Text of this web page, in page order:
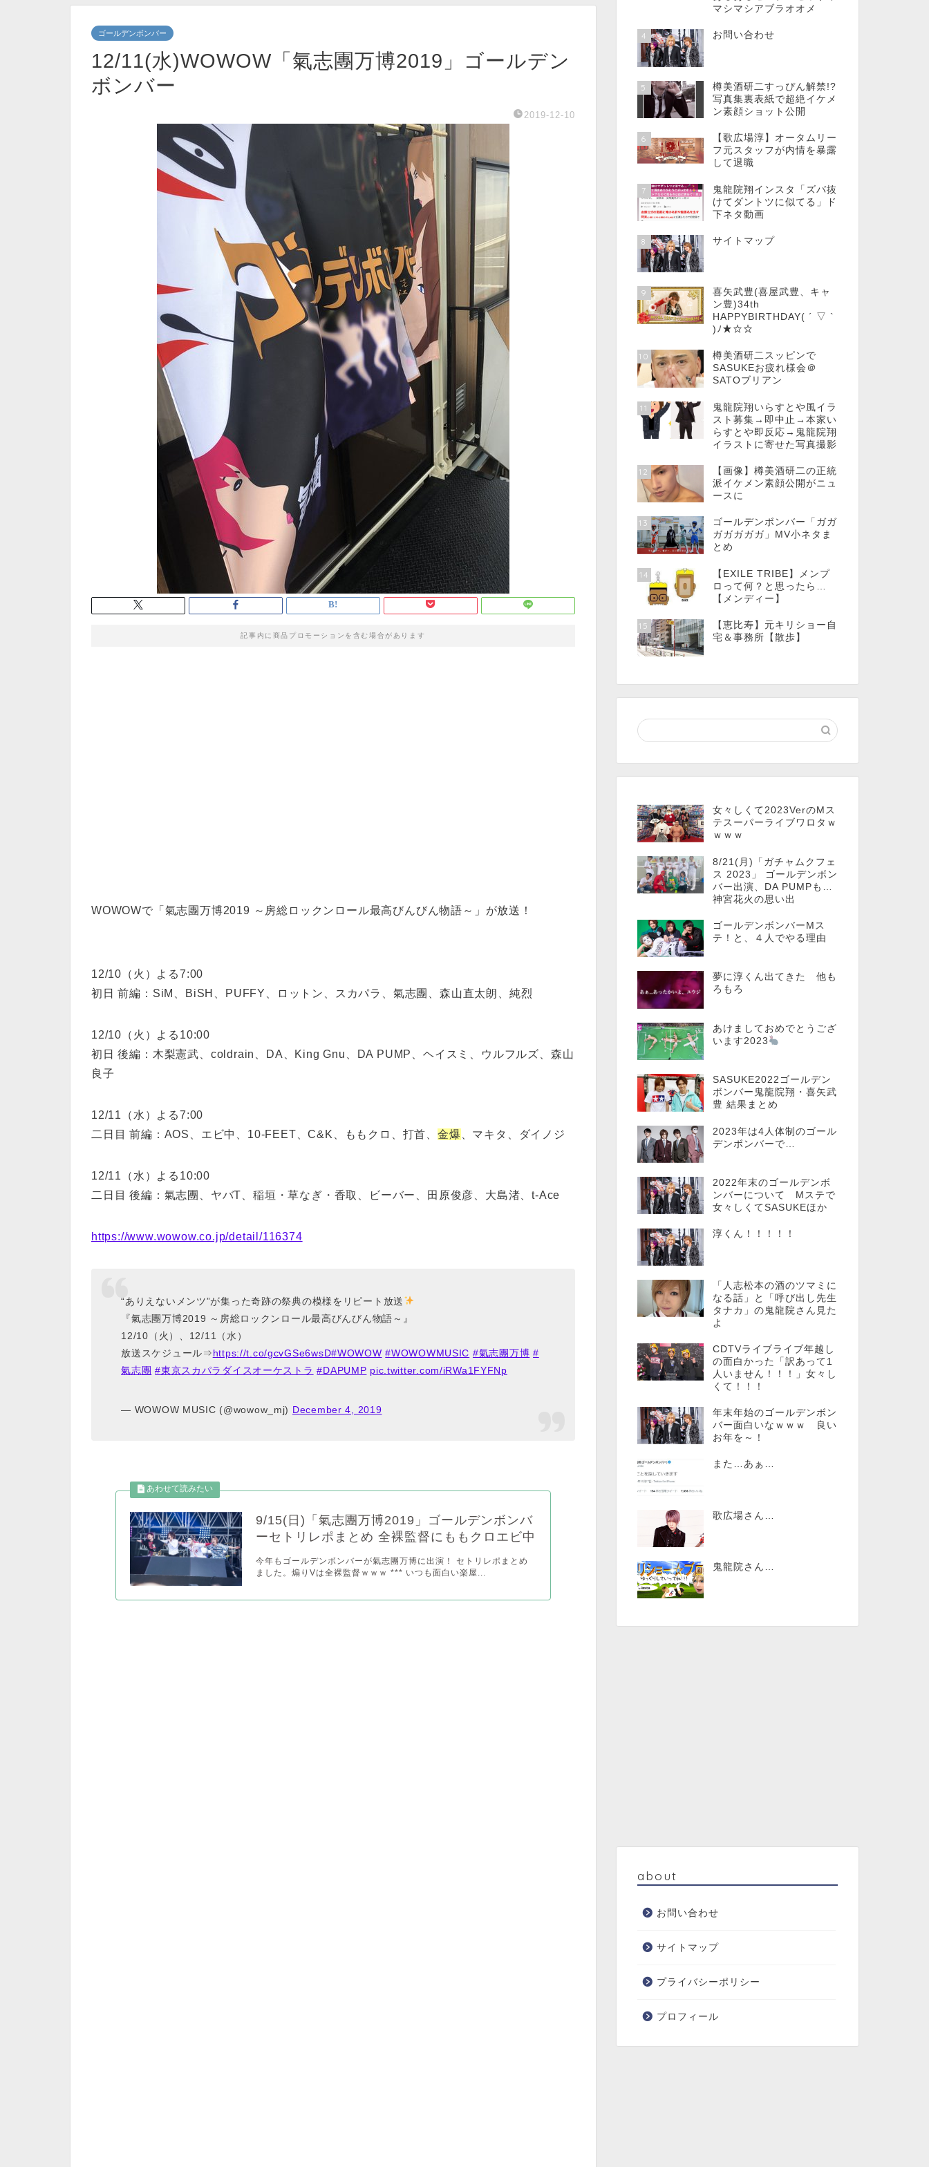
ゴールデンボンバー
12/11(水)WOWOW「氣志團万博2019」ゴールデン
ボンバー
2019-12-10
記事内に商品プロモーションを含む場合があります
WOWOWで「氣志團万博2019 ～房総ロックンロール最高びんびん物語～」が放送！
12/10（火）よる7:00
初日 前編：SiM、BiSH、PUFFY、ロットン、スカパラ、氣志團、森山直太朗、純烈
12/10（火）よる10:00
初日 後編：木梨憲武、coldrain、DA、King Gnu、DA PUMP、ヘイスミ、ウルフルズ、森山
良子
12/11（水）よる7:00
二日目 前編：AOS、エビ中、10-FEET、C&K、ももクロ、打首、 金爆 、マキタ、ダイノジ
12/11（水）よる10:00
二日目 後編：氣志團、ヤバT、稲垣・草なぎ・香取、ビーバー、田原俊彦、大島渚、t-Ace
https://www.wowow.co.jp/detail/116374
“ありえないメンツ”が集った奇跡の祭典の模様をリピート放送
『氣志團万博2019 ～房総ロックンロール最高びんびん物語～』
12/10（火）、12/11（水）
放送スケジュール⇒https://t.co/gcvGSe6wsD#WOWOW #WOWOWMUSIC #氣志團万博 #
氣志團 #東京スカパラダイスオーケストラ #DAPUMP pic.twitter.com/iRWa1FYFNp
— WOWOW MUSIC (@wowow_mj) December 4, 2019
9/15(日)「氣志團万博2019」ゴールデンボンバ
ーセトリレポまとめ 全裸監督にももクロエビ中
今年もゴールデンボンバーが氣志團万博に出演！ セトリレポまとめ
ました。煽りVは全裸監督ｗｗｗ *** いつも面白い楽屋...
マシマシアブラオオメ
4 お問い合わせ
5
樽美酒研二すっぴん解禁!?
写真集裏表紙で超絶イケメ
ン素顔ショット公開
6
【歌広場淳】オータムリー
フ元スタッフが内情を暴露
して退職
7
鬼龍院翔インスタ「ズバ抜
けてダントツに似てる」ド
下ネタ動画
8 サイトマップ
9
喜矢武豊(喜屋武豊、キャ
ン豊)34th
HAPPYBIRTHDAY( ´ ▽ `
)ﾉ★☆☆
10
樽美酒研二スッピンで
SASUKEお疲れ様会＠
SATOブリアン
11
鬼龍院翔いらすとや風イラ
スト募集→即中止→本家い
らすとや即反応→鬼龍院翔
イラストに寄せた写真撮影
12
【画像】樽美酒研二の正統
派イケメン素顔公開がニュ
ースに
13
ゴールデンボンバー「ガガ
ガガガガガ」MV小ネタま
とめ
14
【EXILE TRIBE】メンプ
ロって何？と思ったら…
【メンディー】
15
【恵比寿】元キリショー自
宅＆事務所【散歩】
女々しくて2023VerのMス
テスーパーライブワロタｗ
ｗｗｗ
8/21(月)「ガチャムクフェ
ス 2023」 ゴールデンボン
バー出演、DA PUMPも…
神宮花火の思い出
ゴールデンボンバーMス
テ！と、４人でやる理由
夢に淳くん出てきた 他も
ろもろ
あけましておめでとうござ
います2023
SASUKE2022ゴールデン
ボンバー鬼龍院翔・喜矢武
豊 結果まとめ
2023年は4人体制のゴール
デンボンバーで…
2022年末のゴールデンボ
ンバーについて Mステで
女々しくてSASUKEほか
淳くん！！！！！
「人志松本の酒のツマミに
なる話」と「呼び出し先生
タナカ」の鬼龍院さん見た
よ
CDTVライブライブ年越し
の面白かった「訳あって1
人いません！！！」女々し
くて！！！
年末年始のゴールデンボン
バー面白いなｗｗｗ 良い
お年を～！
また…あぁ…
歌広場さん…
鬼龍院さん…
about
お問い合わせ
サイトマップ
プライバシーポリシー
プロフィール